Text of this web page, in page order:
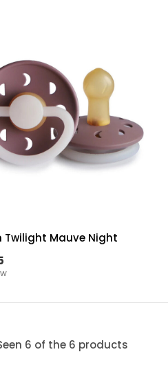
Twilight Mauve Night
6 of the 6 products